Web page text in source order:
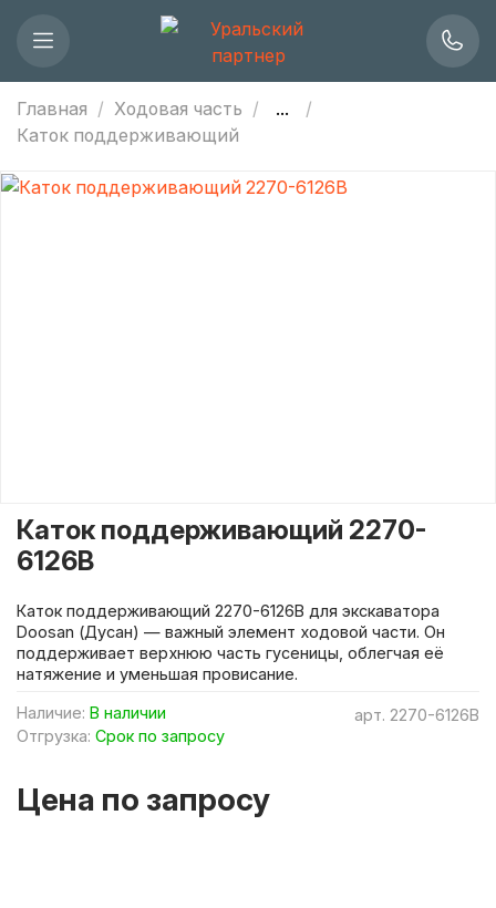
Главная Ходовая часть
...
Каток поддерживающий
арт. 2270-6126B
Наличие: В наличии
Отгрузка: Срок по запросу
Каток поддерживающий 2270-
6126B
Цена по запросу
Каток поддерживающий 2270-6126B для экскаватора
Doosan (Дусан) — важный элемент ходовой части. Он
поддерживает верхнюю часть гусеницы, облегчая её
натяжение и уменьшая провисание.